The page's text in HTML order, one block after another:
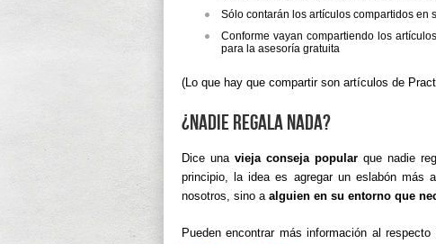
Sólo contarán los artículos compartidos en
Conforme vayan compartiendo los artículos
para la asesoría gratuita
(Lo que hay que compartir son artículos de
¿Nadie regala nada?
Dice unavieja conseja popular que nadie
principio, la idea es agregar un eslabón
nosotros, sino a alguien en su entorno que
Pueden encontrar más información al respecto